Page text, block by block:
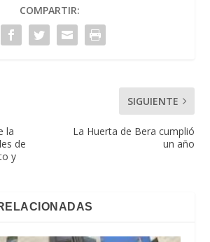
COMPARTIR:
la
de
y
SIGUIENTE
La Huerta de Bera cumplió
un año